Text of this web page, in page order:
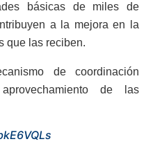
básicas de miles de
a la mejora en la
que las reciben.
de coordinación
de las